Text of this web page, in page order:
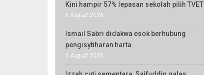
Kini hampir 57% lepasan sekolah pilih TVET
6 August 2026
Ismail Sabri didakwa esok berhubung
pengisytiharan harta
6 August 2026